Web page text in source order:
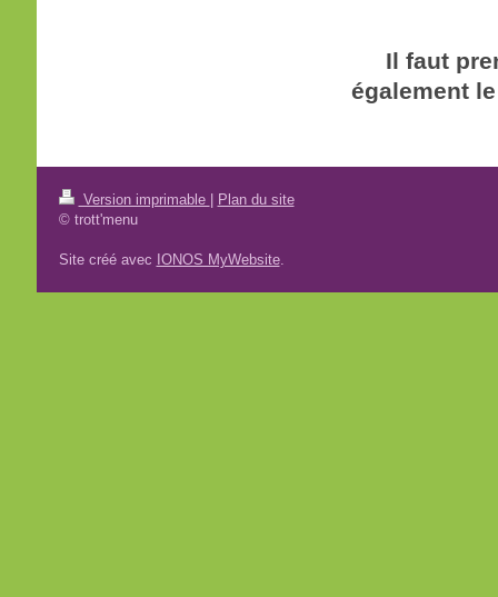
Il faut
également
Version imprimable
Plan du site
© trott'menu
Site créé avec IONOS MyWebsite.